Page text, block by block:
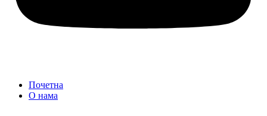
Почетна
О нама